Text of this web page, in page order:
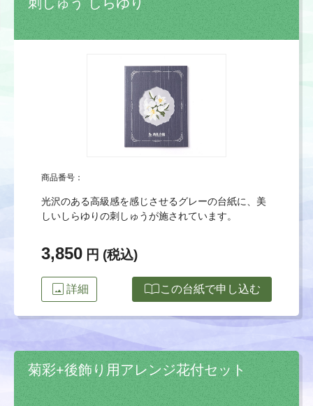
商品番号：
光沢のある高級感を感じさせるグレーの台紙に、美
しいしらゆりの刺しゅうが施されています。
3,850 円 (税込)
image 詳細 import_contactsこの台紙で申し込む
菊彩+後飾り用アレンジ花付セット